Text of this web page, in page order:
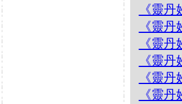
《靈
《靈
《靈
《靈
《靈
《靈